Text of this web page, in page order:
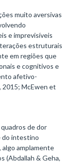
muito aversivas
e imprevisíveis
estruturais
em regiões que
e cognitivos e
afetivo-
2015; McEwen et
de dor
do intestino
algo amplamente
(Abdallah & Geha,